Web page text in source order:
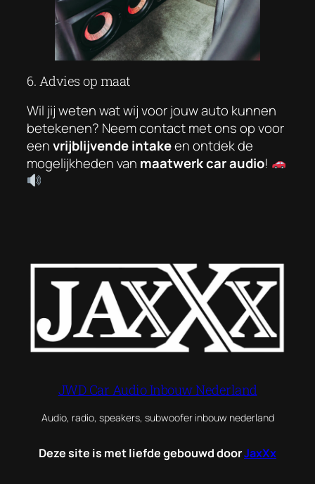
6. Advies op maat
Wil jij weten wat wij voor jouw auto kunnen
betekenen? Neem contact met ons op voor
eenvrijblijvende intakeen ontdek de
mogelijkheden van maatwerk car audio!
JWD Car Audio Inbouw Nederland
Audio, radio, speakers, subwoofer inbouw nederland
Deze site is met liefde gebouwd doorJaxXx